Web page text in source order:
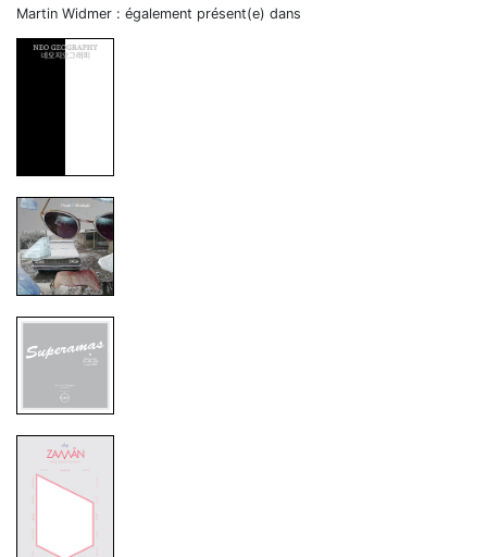
Martin Widmer : également présent(e) dans